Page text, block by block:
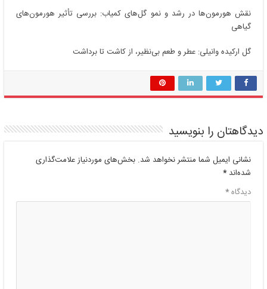
نقش هورمون‌ها در رشد و نمو گل‌های کمیاب: بررسی تأثیر هورمون‌های
گیاهی
گل ارکیده وانیلی: عطر و طعم بی‌نظیر، از کاشت تا برداشت
دیدگاهتان را بنویسید
نشانی ایمیل شما منتشر نخواهد شد. بخش‌های موردنیاز علامت‌گذاری
شده‌اند*
دیدگاه*